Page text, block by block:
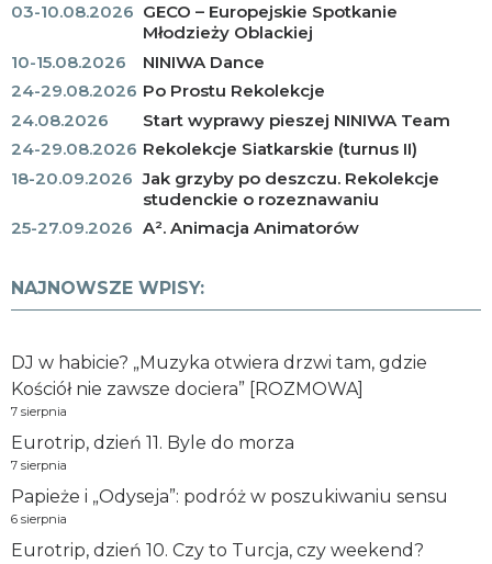
03-10.08.2026 GECO – Europejskie Spotkanie
Młodzieży Oblackiej
10-15.08.2026
NINIWA Dance
24-29.08.2026 Po Prostu Rekolekcje
24.08.2026
Start wyprawy pieszej NINIWA Team
24-29.08.2026 Rekolekcje Siatkarskie (turnus II)
18-20.09.2026 Jak grzyby po deszczu. Rekolekcje
studenckie o rozeznawaniu
25-27.09.2026 A². Animacja Animatorów
NAJNOWSZE WPISY:
DJ w habicie? „Muzyka otwiera drzwi tam, gdzie
Kościół nie zawsze dociera” [ROZMOWA]
7 sierpnia
Eurotrip, dzień 11. Byle do morza
7 sierpnia
Papieże i „Odyseja”: podróż w poszukiwaniu sensu
6 sierpnia
Eurotrip, dzień 10. Czy to Turcja, czy weekend?